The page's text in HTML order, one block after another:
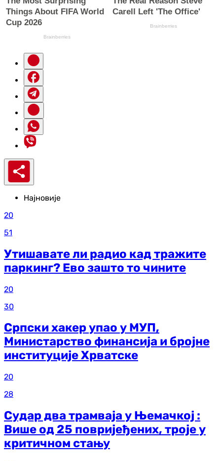
Најновије
20
51
Утишавате ли радио кад тражите
паркинг? Ево зашто то чините
20
30
Српски хакер упао у МУП,
Министарство финансија и бројне
институције Хрватске
20
28
Судар два трамваја у Њемачкој :
Више од 25 повријеђених, троје у
критичном стању